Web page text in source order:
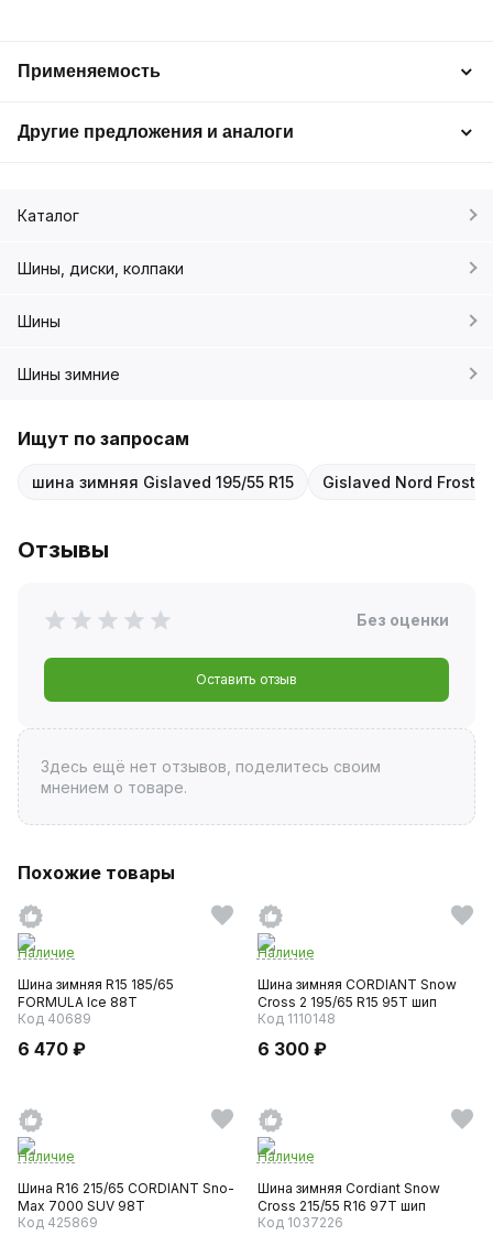
Применяемость
Другие предложения и аналоги
Каталог
Шины, диски, колпаки
Шины
Шины зимние
Ищут по запросам
шина зимняя Gislaved 195/55 R15 Gislaved Nord Frost
Отзывы
Без оценки
Оставить отзыв
Здесь ещё нет отзывов, поделитесь своим
мнением о товаре.
Похожие товары
Наличие
Шина зимняя R15 185/65
FORMULA Ice 88T
Код 40689
6 470 ₽
Наличие
Шина зимняя CORDIANT Snow
Cross 2 195/65 R15 95T шип
Код 1110148
6 300 ₽
Наличие
Шина R16 215/65 CORDIANT Sno-
Max 7000 SUV 98T
Код 425869
Наличие
Шина зимняя Cordiant Snow
Cross 215/55 R16 97T шип
Код 1037226